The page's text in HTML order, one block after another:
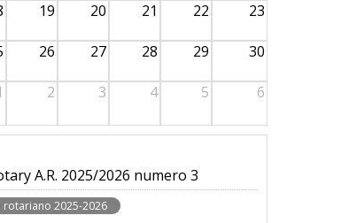
19 20 21 22 23
26 27 28 29 30
2 3 4 5 6
A.R. 2025/2026 numero 3
2025-2026